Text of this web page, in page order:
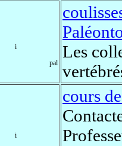
i
pal
Les
i
cours